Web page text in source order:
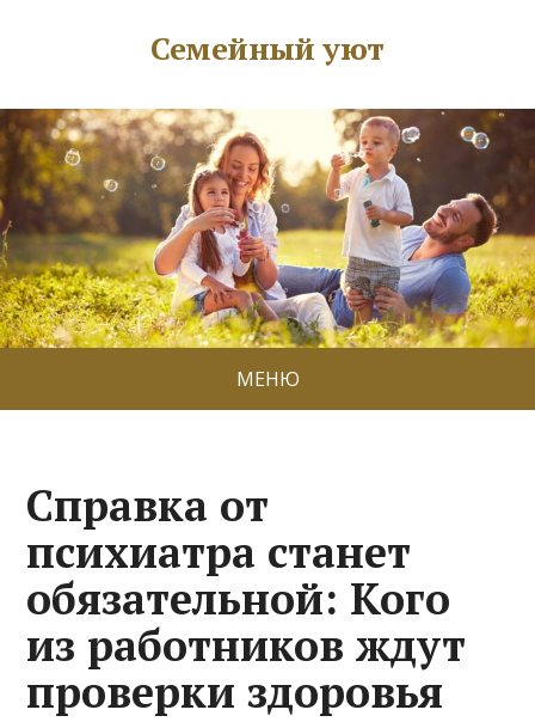
Семейный уют
МЕНЮ
Справка от
психиатра станет
обязательной: Кого
из работников ждут
проверки здоровья